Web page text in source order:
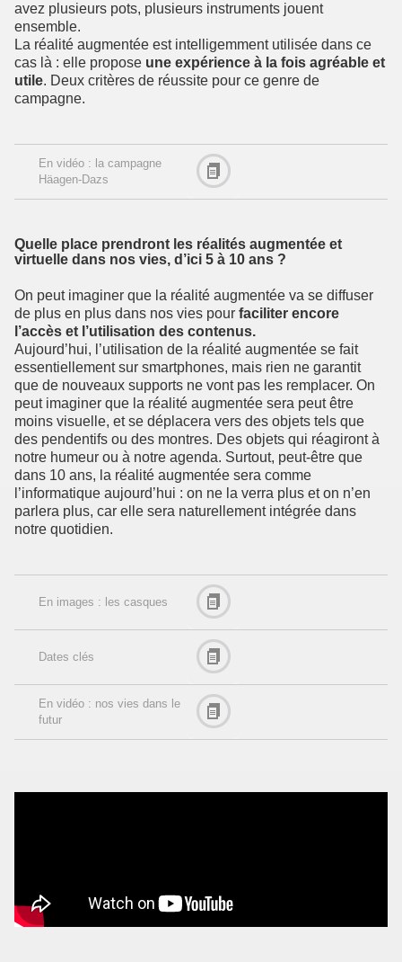
avez plusieurs pots, plusieurs instruments jouent
ensemble.
La réalité augmentée est intelligemment utilisée dans ce
cas là : elle propose une expérience à la fois agréable et
utile. Deux critères de réussite pour ce genre de
campagne.
En vidéo : la campagne
Häagen-Dazs
Quelle place prendront les réalités augmentée et
virtuelle dans nos vies, d’ici 5 à 10 ans ?
On peut imaginer que la réalité augmentée va se diffuser
de plus en plus dans nos vies pour faciliter encore
l’accès et l’utilisation des contenus.
Aujourd’hui, l’utilisation de la réalité augmentée se fait
essentiellement sur smartphones, mais rien ne garantit
que de nouveaux supports ne vont pas les remplacer. On
peut imaginer que la réalité augmentée sera peut être
moins visuelle, et se déplacera vers des objets tels que
des pendentifs ou des montres. Des objets qui réagiront à
notre humeur ou à notre agenda. Surtout, peut-être que
dans 10 ans, la réalité augmentée sera comme
l’informatique aujourd’hui : on ne la verra plus et on n’en
parlera plus, car elle sera naturellement intégrée dans
notre quotidien.
En images : les casques
Dates clés
En vidéo : nos vies dans le
futur